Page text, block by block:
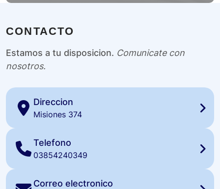
CONTACTO
Estamos a tu disposicion. Comunicate con
nosotros.
Direccion
Misiones 374
Telefono
03854240349
Correo electronico